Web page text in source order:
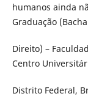
humanos ainda
Graduação
Direito) –
Centro
Distrito Federal,